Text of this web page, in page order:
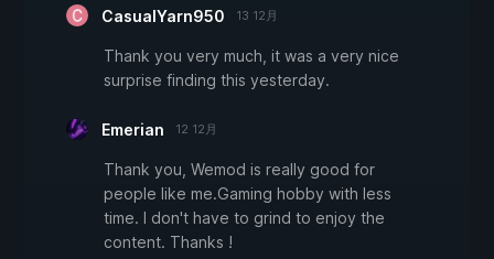
CasualYarn950 13 12月
Thank you very much, it was a very nice
surprise finding this yesterday.
Emerian 12 12月
Thank you, Wemod is really good for
people like me.Gaming hobby with less
time. I don't have to grind to enjoy the
content. Thanks !